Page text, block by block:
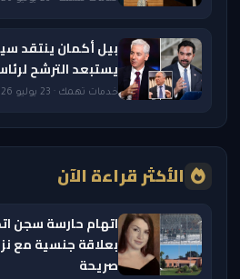
بيل أكمان ينتقد
يستبعد الترشح
خدمات تهمك · 23 يوليو 2026 — 5:35 PM
الأكثر قراءة الآن
اتهام حارسة سجن
بعلاقة جنسية مع
صريحة